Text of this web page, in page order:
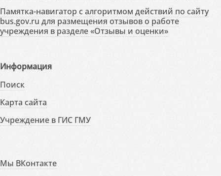
Памятка-навигатор с алгоритмом действий по сайту
bus.gov.ru для размещения отзывов о работе
учреждения в разделе «Отзывы и оценки»
Информация
Поиск
Карта сайта
Учреждение в ГИС ГМУ
Мы ВКонтакте